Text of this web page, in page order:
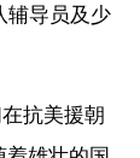
辅导员及少
抗美援朝